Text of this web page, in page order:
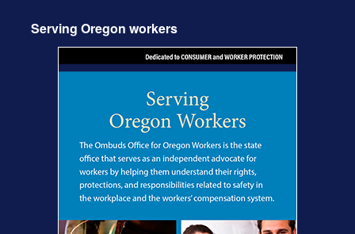
Serving Oregon workers